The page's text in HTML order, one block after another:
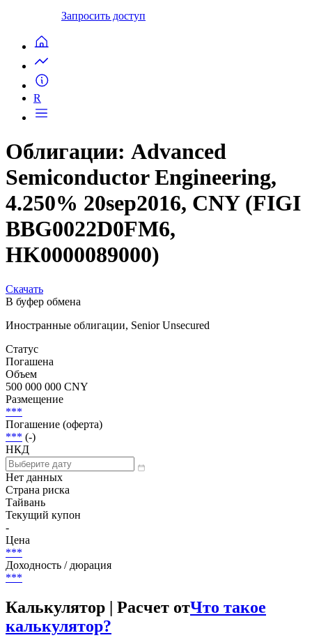
Запросить доступ
R
Облигации: Advanced
Semiconductor Engineering,
4.250% 20sep2016, CNY (FIGI
BBG0022D0FM6,
HK0000089000)
Скачать
В буфер обмена
Иностранные облигации, Senior Unsecured
Статус
Погашена
Объем
500 000 000 CNY
Размещение
***
Погашение (оферта)
*** (-)
НКД
Нет данных
Страна риска
Тайвань
Текущий купон
-
Цена
***
Доходность / дюрация
***
Калькулятор | Расчет отЧто такое
калькулятор?